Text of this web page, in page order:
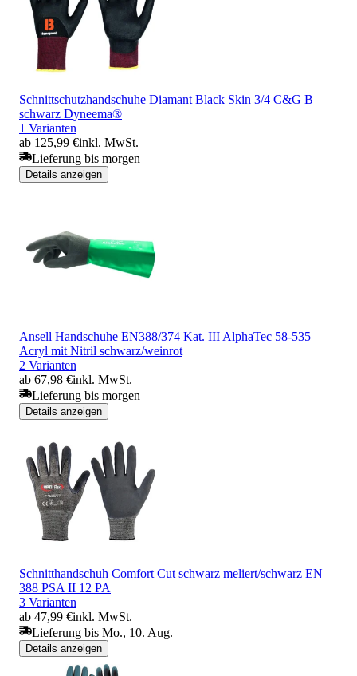
Schnittschutzhandschuhe Diamant Black Skin 3/4 C&G B
schwarz Dyneema®
1 Varianten
ab 125,99 €inkl. MwSt.
Lieferung bis morgen
Details anzeigen
Ansell Handschuhe EN388/374 Kat. III AlphaTec 58-535
Acryl mit Nitril schwarz/weinrot
2 Varianten
ab 67,98 €inkl. MwSt.
Lieferung bis morgen
Details anzeigen
Schnitthandschuh Comfort Cut schwarz meliert/schwarz EN
388 PSA II 12 PA
3 Varianten
ab 47,99 €inkl. MwSt.
Lieferung bis Mo., 10. Aug.
Details anzeigen